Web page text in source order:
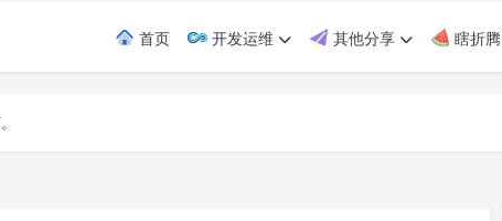
首页 开发运维 其他分享 瞎折腾